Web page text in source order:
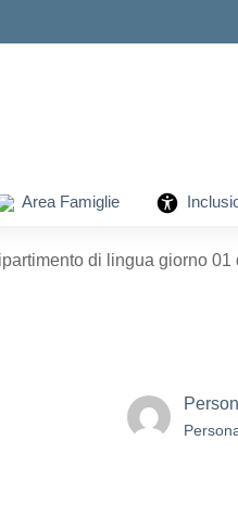
Area Famiglie
di lingua giorno